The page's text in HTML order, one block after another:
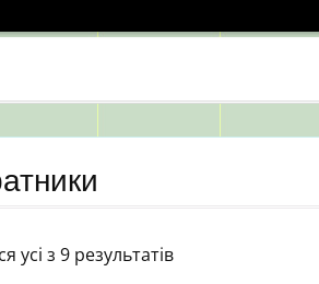
усі з 9 результатів